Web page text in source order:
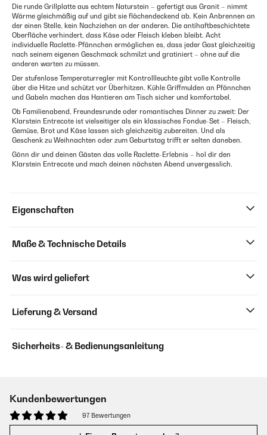
Die runde Grillplatte aus echtem Naturstein – gefertigt aus Granit – nimmt
Wärme gleichmäßig auf und gibt sie flächendeckend ab. Kein Anbrennen an
der einen Stelle, kein Nachziehen an der anderen. Die antihaftbeschichtete
Oberfläche verhindert, dass Käse oder Fleisch kleben bleibt. Acht
individuelle Raclette-Pfännchen ermöglichen es, dass jeder Gast gleichzeitig
nach seinem eigenen Geschmack schmilzt und gratiniert – ohne auf die
anderen warten zu müssen.
Der stufenlose Temperaturregler mit Kontrollleuchte gibt volle Kontrolle
über die Hitze und schützt vor Überhitzen. Kühle Griffmulden an Pfännchen
und Gabeln machen das Hantieren am Tisch sicher und komfortabel.
Ob Familienabend, Freundesrunde oder romantisches Dinner zu zweit: Der
Klarstein Entrecote ist vielseitiger als ein klassisches Fondue-Set – Fleisch,
Gemüse, Brot und Käse lassen sich gleichzeitig zubereiten. Und als
Geschenk zu Weihnachten oder zum Geburtstag trifft er selten daneben.
Gönn dir und deinen Gästen das volle Raclette-Erlebnis – hol dir den
Klarstein Entrecote und mach deinen nächsten Abend unvergesslich.
Eigenschaften
Maße & Technische Details
Was wird geliefert
Lieferung & Versand
Sicherheits- & Bedienungsanleitung
Kundenbewertungen
97 Bewertungen